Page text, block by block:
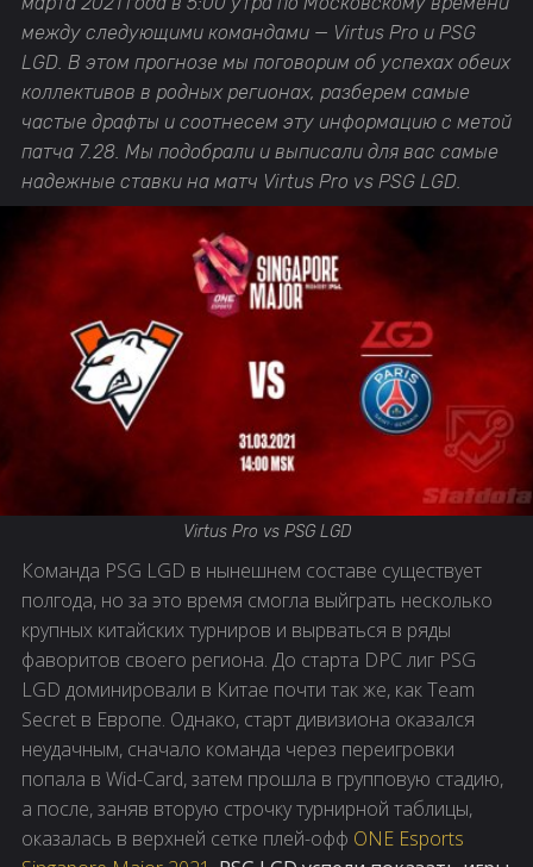
между следующими командами — Virtus Pro и PSG
LGD. В этом прогнозе мы поговорим об успехах обеих
коллективов в родных регионах, разберем самые
частые драфты и соотнесем эту информацию с метой
патча 7.28. Мы подобрали и выписали для вас самые
надежные ставки на матч Virtus Pro vs PSG LGD.
Virtus Pro vs PSG LGD
Команда PSG LGD в нынешнем составе существует
полгода, но за это время смогла выйграть несколько
крупных китайских турниров и вырваться в ряды
фаворитов своего региона. До старта DPC лиг PSG
LGD доминировали в Китае почти так же, как Team
Secret в Европе. Однако, старт дивизиона оказался
неудачным, сначало команда через переигровки
попала в Wid-Card, затем прошла в групповую стадию,
а после, заняв вторую строчку турнирной таблицы,
оказалась в верхней сетке плей-офф ONE Esports